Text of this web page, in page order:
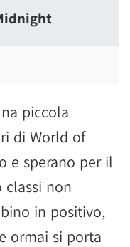
piccola
di World of
e sperano per il
classi non
in positivo,
ormai si porta